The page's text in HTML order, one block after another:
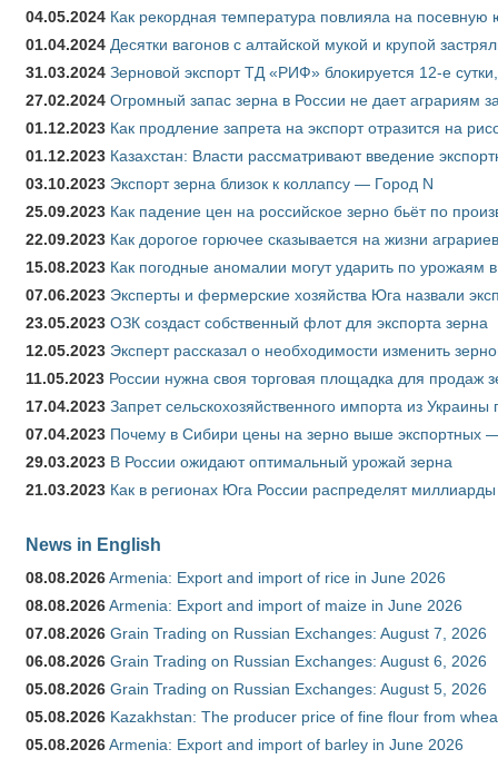
04.05.2024 Как рекордная температура повлияла на
01.04.2024 Десятки вагонов с алтайской мукой и крупой
31.03.2024 Зерновой экспорт ТД «РИФ» блокируется 12-е
27.02.2024 Огромный запас зерна в России не дает аграриям
01.12.2023 Как продление запрета на экспорт отразится на
01.12.2023 Казахстан: Власти рассматривают введение
03.10.2023 Экспорт зерна близок к коллапсу — Город N
25.09.2023 Как падение цен на российское зерно бьёт по
22.09.2023 Как дорогое горючее сказывается на жизни аграриев
15.08.2023 Как погодные аномалии могут ударить по урожаям
07.06.2023 Эксперты и фермерские хозяйства Юга назвали
23.05.2023 ОЗК создаст собственный флот для экспорта зерна
12.05.2023 Эксперт рассказал о необходимости изменить
11.05.2023 России нужна своя торговая площадка для продаж
17.04.2023 Запрет сельскохозяйственного импорта из
07.04.2023 Почему в Сибири цены на зерно выше экспортных
29.03.2023 В России ожидают оптимальный урожай зерна
21.03.2023 Как в регионах Юга России распределят
News in English
08.08.2026Armenia: Export and import of rice in June 2026
08.08.2026Armenia: Export and import of maize in June 2026
07.08.2026 Grain Trading on Russian Exchanges: August 7, 2026
06.08.2026 Grain Trading on Russian Exchanges: August 6, 2026
05.08.2026 Grain Trading on Russian Exchanges: August 5, 2026
05.08.2026 Kazakhstan: The producer price of fine flour from
05.08.2026Armenia: Export and import of barley in June 2026